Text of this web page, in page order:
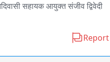
सहायक आयुक्त संजीव द्विवेदी
Report